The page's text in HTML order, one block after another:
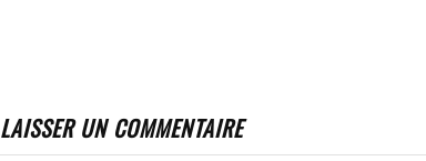
LAISSER UN COMMENTAIRE